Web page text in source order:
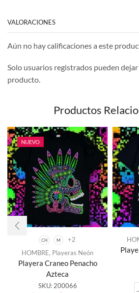
VALORACIONES
Aún no hay calificaciones a este
Solo usuarios registrados pueden
producto.
Productos
NUEVO
CH M
+2
HOMBRE, Playeras Neón
Playera Craneo Penacho
Azteca
SKU: 200066
Este
producto
tiene
múltiples